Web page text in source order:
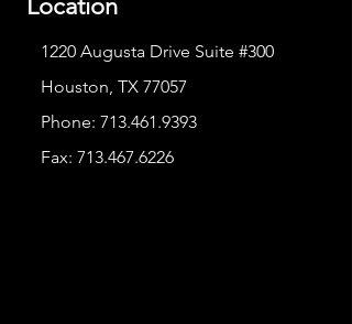
Location
1220 Augusta Drive Suite #300
Houston, TX 77057
Phone: 713.461.9393
Fax: 713.467.6226